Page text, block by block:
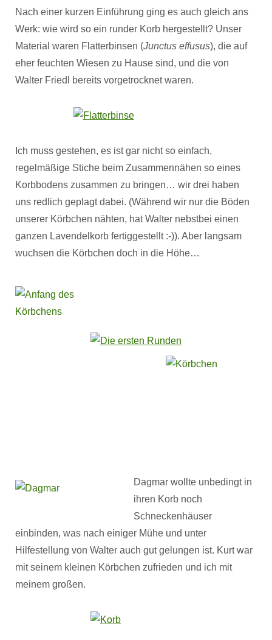
Nach einer kurzen Einführung ging es auch gleich ans
Werk: wie wird so ein runder Korb hergestellt? Unser
Material waren Flatterbinsen (Junctus effusus), die auf
eher feuchten Wiesen zu Hause sind, und die von
Walter Friedl bereits vorgetrocknet waren.
Ich muss gestehen, es ist gar nicht so einfach,
regelmäßige Stiche beim Zusammennähen so eines
Korbbodens zusammen zu bringen… wir drei haben
uns redlich geplagt dabei. (Während wir nur die Böden
unserer Körbchen nähten, hat Walter nebstbei einen
ganzen Lavendelkorb fertiggestellt :-)). Aber langsam
wuchsen die Körbchen doch in die Höhe…
Dagmar wollte unbedingt in
ihren Korb noch
Schneckenhäuser
einbinden, was nach einiger Mühe und unter
Hilfestellung von Walter auch gut gelungen ist. Kurt war
mit seinem kleinen Körbchen zufrieden und ich mit
meinem großen.